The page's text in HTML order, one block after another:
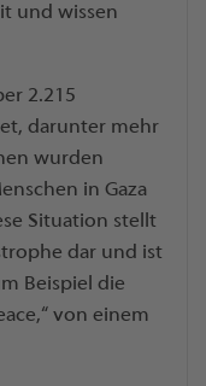
und wissen
2.215
darunter mehr
wurden
in Gaza
Situation stellt
dar und ist
Beispiel die
von einem